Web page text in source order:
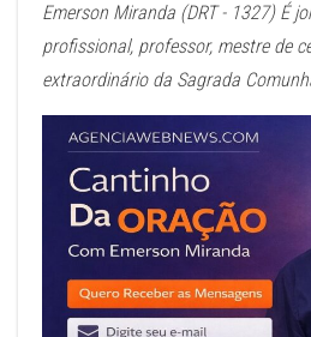
Emerson Miranda (DRT - 1327) É
profissional, professor, mestre de
extraordinário da Sagrada